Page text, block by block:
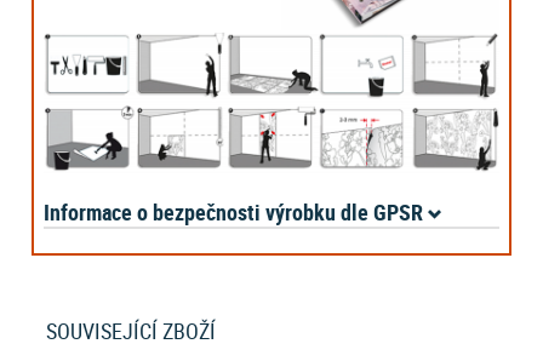
Informace o bezpečnosti výrobku dle GPSR
SOUVISEJÍCÍ ZBOŽÍ